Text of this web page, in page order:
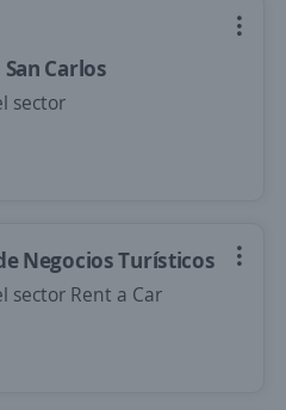
Carlos
sector
Negocios Turísticos
sector Rent a Car